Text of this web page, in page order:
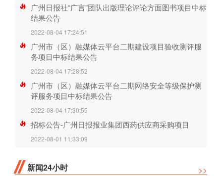
广州日报社“广言”团队出版理论评论方面图书项目中标
结果公告
2022-08-04 17:24:51
广州市（区）融媒体云平台二期建设项目验收测评服
务项目中标结果公告
2022-08-04 17:28:52
广州市（区）融媒体云平台二期网络安全等级保护测
评服务项目中标结果公告
2022-08-04 17:30:55
招标公告-广州日报报业集团西药供应商采购项目
2022-08-01 11:33:09
新闻24小时 >>